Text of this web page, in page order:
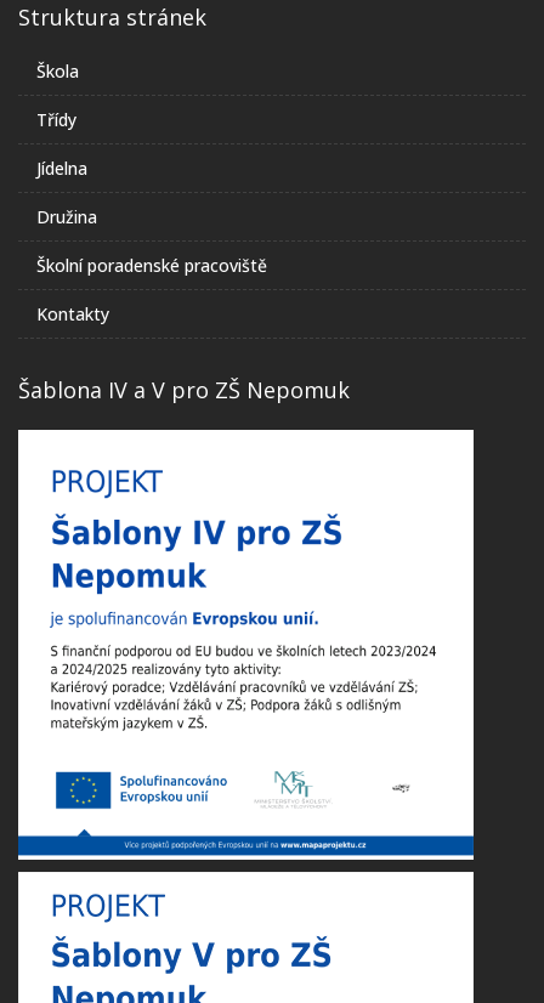
Struktura stránek
Škola
Třídy
Jídelna
Družina
Školní poradenské pracoviště
Kontakty
Šablona IV a V pro ZŠ Nepomuk